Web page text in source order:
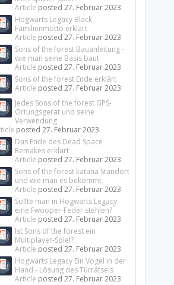
Article posted27. Februar 2023
Hogwarts Legacy Black
Familienmotto erklärt
Article posted27. Februar 2023
Sons of the forest Bauanleitung -
wie man seine Basis baut
Article posted27. Februar 2023
Sons of the forest Ende erklärt
Article posted27. Februar 2023
Jedes Sons of the forest GPS-
Ortungsgerät und seine
Verwendung
posted27. Februar 2023
Das Ende des Dead Space
Remakes erklärt
Article posted27. Februar 2023
Sons of the forest katana Standort
und wie man es bekommt
Article posted27. Februar 2023
Sollte man in Hogwarts Legacy
eine Fwooper-Feder stehlen?
Article posted27. Februar 2023
Ist Sons of the forest ein
Multiplayer-Spiel?
Article posted27. Februar 2023
Hogwarts Legacy Ein Vogel in der
Hand - Lösung des Türrätsels
Article posted27. Februar 2023